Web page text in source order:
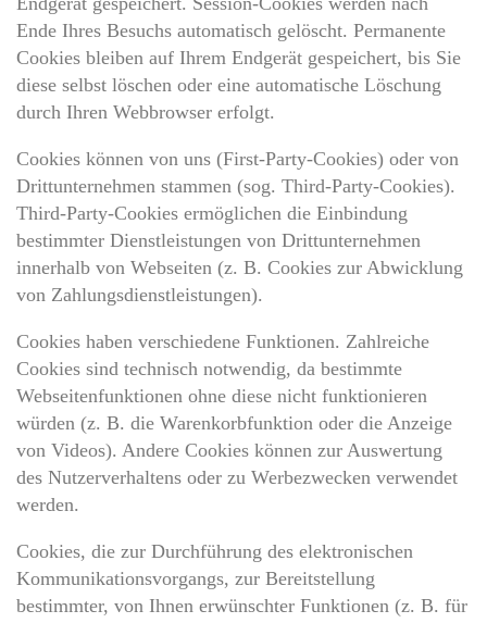
Ende Ihres Besuchs automatisch gelöscht. Permanente
Cookies bleiben auf Ihrem Endgerät gespeichert, bis Sie
diese selbst löschen oder eine automatische Löschung
durch Ihren Webbrowser erfolgt.
Cookies können von uns (First-Party-Cookies) oder von
Drittunternehmen stammen (sog. Third-Party-Cookies).
Third-Party-Cookies ermöglichen die Einbindung
bestimmter Dienstleistungen von Drittunternehmen
innerhalb von Webseiten (z. B. Cookies zur Abwicklung
von Zahlungsdienstleistungen).
Cookies haben verschiedene Funktionen. Zahlreiche
Cookies sind technisch notwendig, da bestimmte
Webseitenfunktionen ohne diese nicht funktionieren
würden (z. B. die Warenkorbfunktion oder die Anzeige
von Videos). Andere Cookies können zur Auswertung
des Nutzerverhaltens oder zu Werbezwecken verwendet
werden.
Cookies, die zur Durchführung des elektronischen
Kommunikationsvorgangs, zur Bereitstellung
bestimmter, von Ihnen erwünschter Funktionen (z. B. für